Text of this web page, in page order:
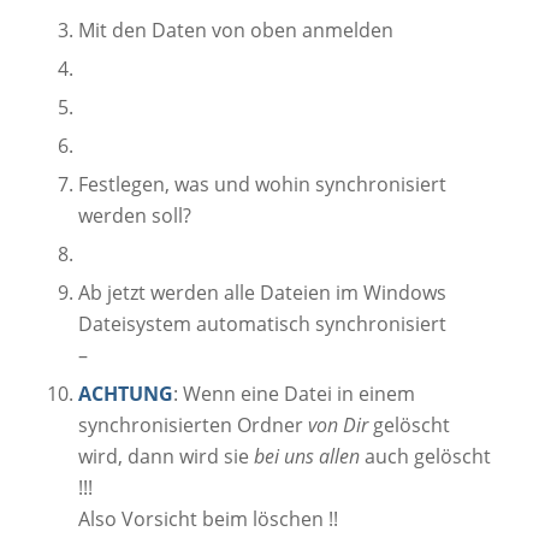
Mit den Daten von oben anmelden
Festlegen, was und wohin synchronisiert
werden soll?
Ab jetzt werden alle Dateien im Windows
Dateisystem automatisch synchronisiert
–
ACHTUNG: Wenn eine Datei in einem
synchronisierten Ordnervon Dirgelöscht
wird, dann wird sie bei uns allenauch gelöscht
!!!
Also Vorsicht beim löschen !!